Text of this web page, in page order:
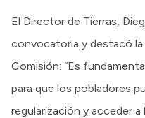
El Director de Tierras,
convocatoria y destacó
Comisión: “Es
para que los pobladores
regularización y acceder a